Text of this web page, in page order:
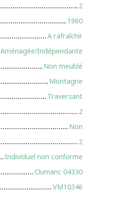
2
1960
A rafraîchir
Aménagée/Indépendante
Non meublé
Montagne
Traversant
2
Non
2
Individuel non conforme
Clumanc 04330
VM10346